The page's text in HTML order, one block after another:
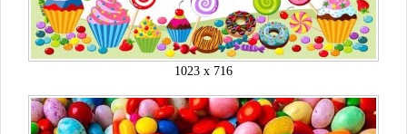
1023 x 716